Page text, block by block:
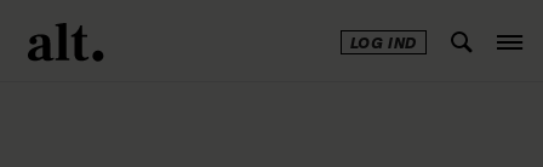
LOG IND